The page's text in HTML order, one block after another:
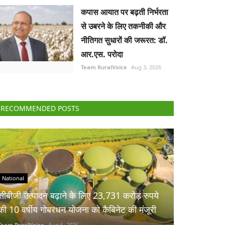
कपास आयात पर बढ़ती निर्भरता
से उबरने के लिए तकनीकी और
नीतिगत सुधारों की जरूरत: डॉ.
आर.एस. परोदा
Team RuralVoice Aug 3, 2026
RECOMMENDED POSTS
National
उत्पादन बढ़ाने के लिए 23,731 करोड़ रुपये
10 वर्षीय गोबरधन योजना को कैबिनेट की मंजूरी